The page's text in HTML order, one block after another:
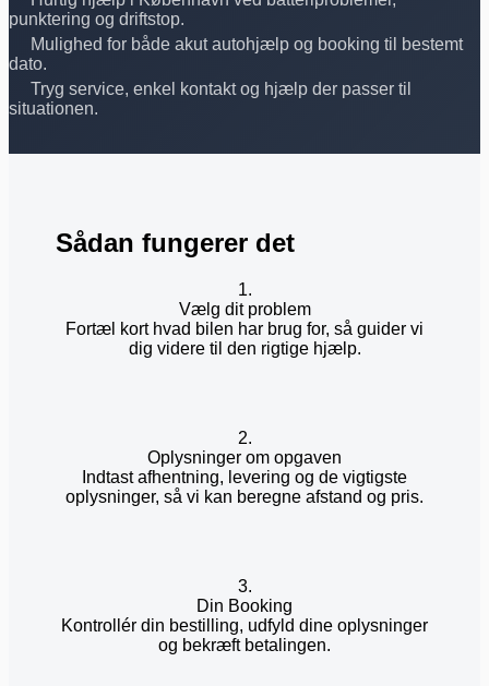
punktering og driftstop.
Mulighed for både akut autohjælp og booking til bestemt
dato.
Tryg service, enkel kontakt og hjælp der passer til
situationen.
Sådan fungerer det
1.
Vælg dit problem
Fortæl kort hvad bilen har brug for, så guider vi
dig videre til den rigtige hjælp.
2.
Oplysninger om opgaven
Indtast afhentning, levering og de vigtigste
oplysninger, så vi kan beregne afstand og pris.
3.
Din Booking
Kontrollér din bestilling, udfyld dine oplysninger
og bekræft betalingen.